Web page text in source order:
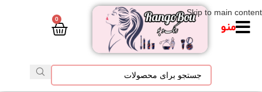
Skip to main content
منو
0